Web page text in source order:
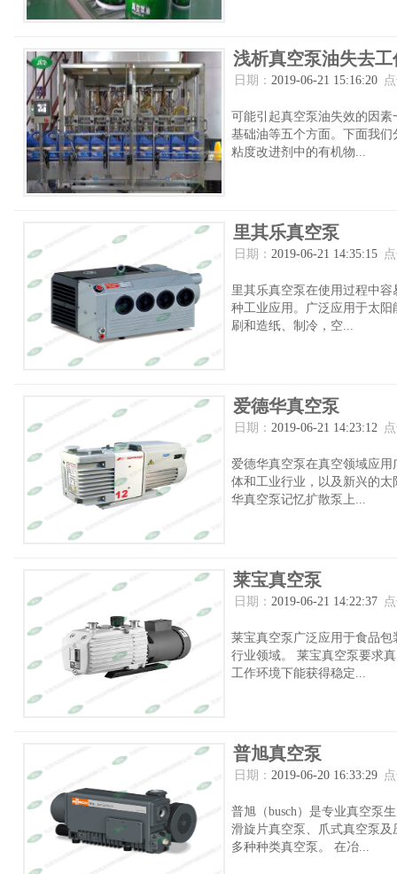
浅析真空泵油失去
日期： 2019-06-21 15:16:20
可能引起真空泵油失效的因
基础油等五个方面。下面我
粘度改进剂中的有机物...
里其乐真空泵
日期： 2019-06-21 14:35:15
里其乐真空泵在使用过程中
种工业应用。广泛应用于太
刷和造纸、制冷，空...
爱德华真空泵
日期： 2019-06-21 14:23:12
爱德华真空泵在真空领域应
体和工业行业，以及新兴的
华真空泵记忆扩散泵上...
莱宝真空泵
日期： 2019-06-21 14:22:37
莱宝真空泵广泛应用于食品
行业领域。 莱宝真空泵要求
工作环境下能获得稳定...
普旭真空泵
日期： 2019-06-20 16:33:29
普旭（busch）是专业真空泵
滑旋片真空泵、爪式真空泵
多种种类真空泵。 在冶...